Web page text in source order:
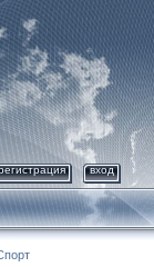
вход